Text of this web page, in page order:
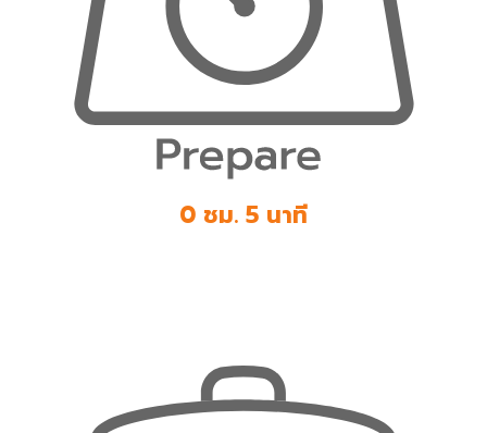
0 ชม. 5 นาที